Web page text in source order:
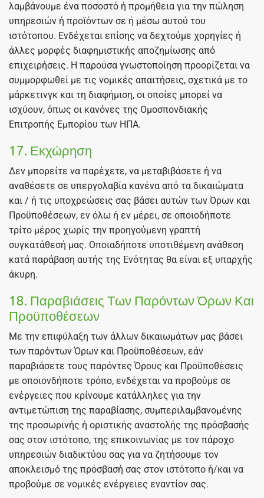
λαμβάνουμε ένα ποσοστό ή προμήθεια για την πώληση
υπηρεσιών ή προϊόντων σε ή μέσω αυτού του
ιστότοπου. Ενδέχεται επίσης να δεχτούμε χορηγίες ή
άλλες μορφές διαφημιστικής αποζημίωσης από
επιχειρήσεις. Η παρούσα γνωστοποίηση προορίζεται να
συμμορφωθεί με τις νομικές απαιτήσεις, σχετικά με το
μάρκετινγκ και τη διαφήμιση, οι οποίες μπορεί να
ισχύουν, όπως οι κανόνες της Ομοσπονδιακής
Επιτροπής Εμπορίου των ΗΠΑ.
17. Εκχώρηση
Δεν μπορείτε να παρέχετε, να μεταβιβάσετε ή να
αναθέσετε σε υπεργολαβία κανένα από τα δικαιώματα
και / ή τις υποχρεώσεις σας βάσει αυτών των Όρων και
Προϋποθέσεων, εν όλω ή εν μέρει, σε οποιοδήποτε
τρίτο μέρος χωρίς την προηγούμενη γραπτή
συγκατάθεσή μας. Οποιαδήποτε υποτιθέμενη ανάθεση
κατά παράβαση αυτής της Ενότητας θα είναι εξ υπαρχής
άκυρη.
18. Παραβιάσεις Των Παρόντων Όρων Και
Προϋποθέσεων
Με την επιφύλαξη των άλλων δικαιωμάτων μας βάσει
των παρόντων Όρων και Προϋποθέσεων, εάν
παραβιάσετε τους παρόντες Όρους και Προϋποθέσεις
με οποιονδήποτε τρόπο, ενδέχεται να προβούμε σε
ενέργειες που κρίνουμε κατάλληλες για την
αντιμετώπιση της παραβίασης, συμπεριλαμβανομένης
της προσωρινής ή οριστικής αναστολής της πρόσβασής
σας στον ιστότοπο, της επικοινωνίας με τον πάροχο
υπηρεσιών διαδικτύου σας για να ζητήσουμε τον
αποκλεισμό της πρόσβασή σας στον ιστότοπο ή/και να
προβούμε σε νομικές ενέργειες εναντίον σας.